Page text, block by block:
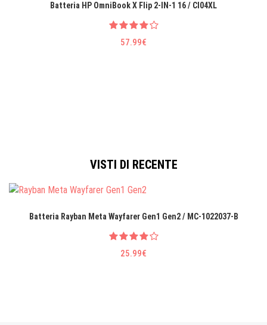
Batteria HP OmniBook X Flip 2-IN-1 16 / CI04XL
57.99€
VISTI DI RECENTE
Batteria Rayban Meta Wayfarer Gen1 Gen2 / MC-1022037-B
25.99€